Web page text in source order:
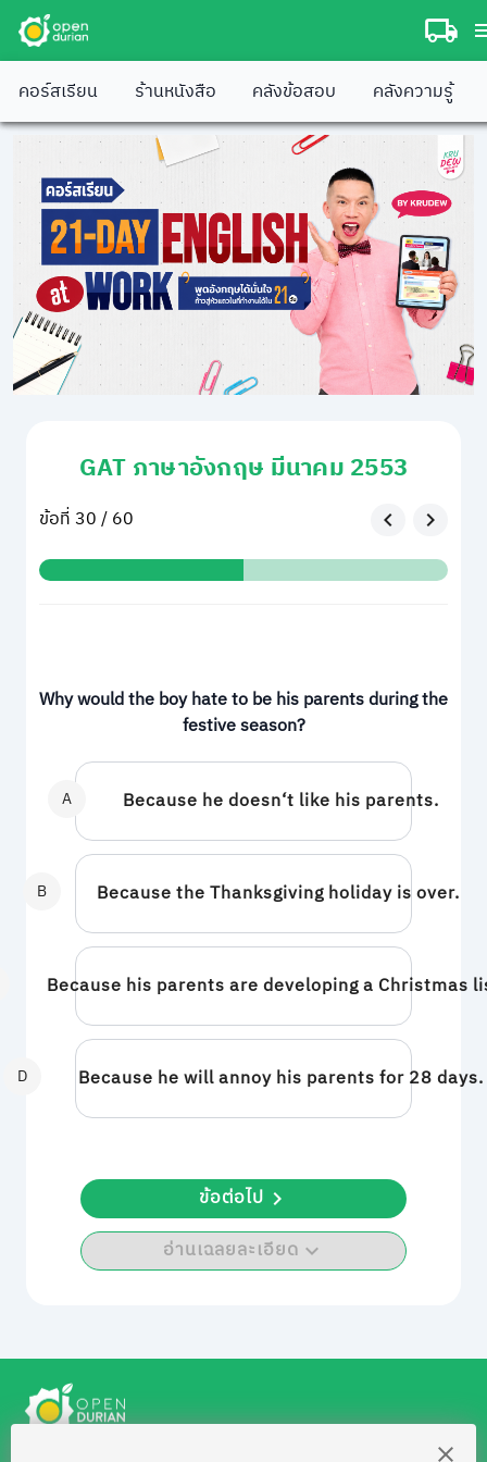
คอร์สเรียน ร้านหนังสือ คลังข้อสอบ คลังความรู้
GAT ภาษาอังกฤษ มีนาคม 2553
ข้อที่ 30 / 60
Why would the boy hate to be his parents during the
festive season?
A Because he doesn‘t like his parents.
B Because the Thanksgiving holiday is over.
Because his parents are developing a Christmas
D Because he will annoy his parents for 28 days.
อ่านเฉลยละเอียด
ข้อต่อไป
สงวนลิขสิทธิ์โดย บริษัท โอเพ่นดูเรียน จำกัด 2021 ©︎ OpenDurian